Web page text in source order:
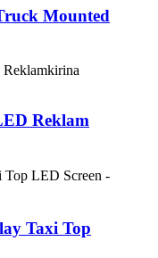
Mounted
Reklam
Taxi Top